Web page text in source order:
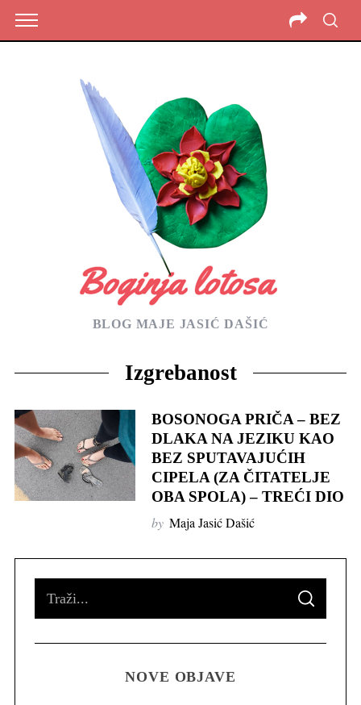
BLOG MAJE JASIĆ DAŠIĆ
Izgrebanost
BOSONOGA PRIČA – BEZ
DLAKA NA JEZIKU KAO
BEZ SPUTAVAJUĆIH
CIPELA (ZA ČITATELJE
OBA SPOLA) – TREĆI DIO
by Maja Jasić Dašić
S
A
C
NOVE OBJAVE